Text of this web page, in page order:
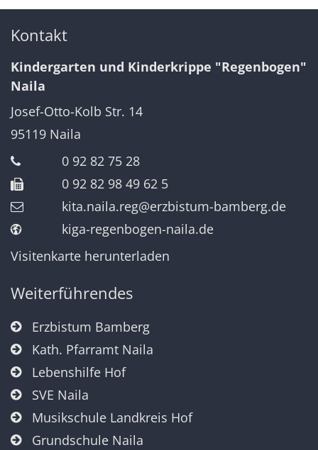
Kontakt
Kindergarten und Kinderkrippe "Regenbogen"
Naila
Josef-Otto-Kolb Str. 14
95119 Naila
0 92 82 75 28
0 92 82 98 49 62 5
kita.naila.reg@erzbistum-bamberg.de
kiga-regenbogen-naila.de
Visitenkarte herunterladen
Weiterführendes
Erzbistum Bamberg
Kath. Pfarramt Naila
Lebenshilfe Hof
SVE Naila
Musikschule Landkreis Hof
Grundschule Naila